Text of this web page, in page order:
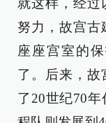
就这样，经过
努力，故宫古
座座宫室的
了。后来，故
了20世纪70